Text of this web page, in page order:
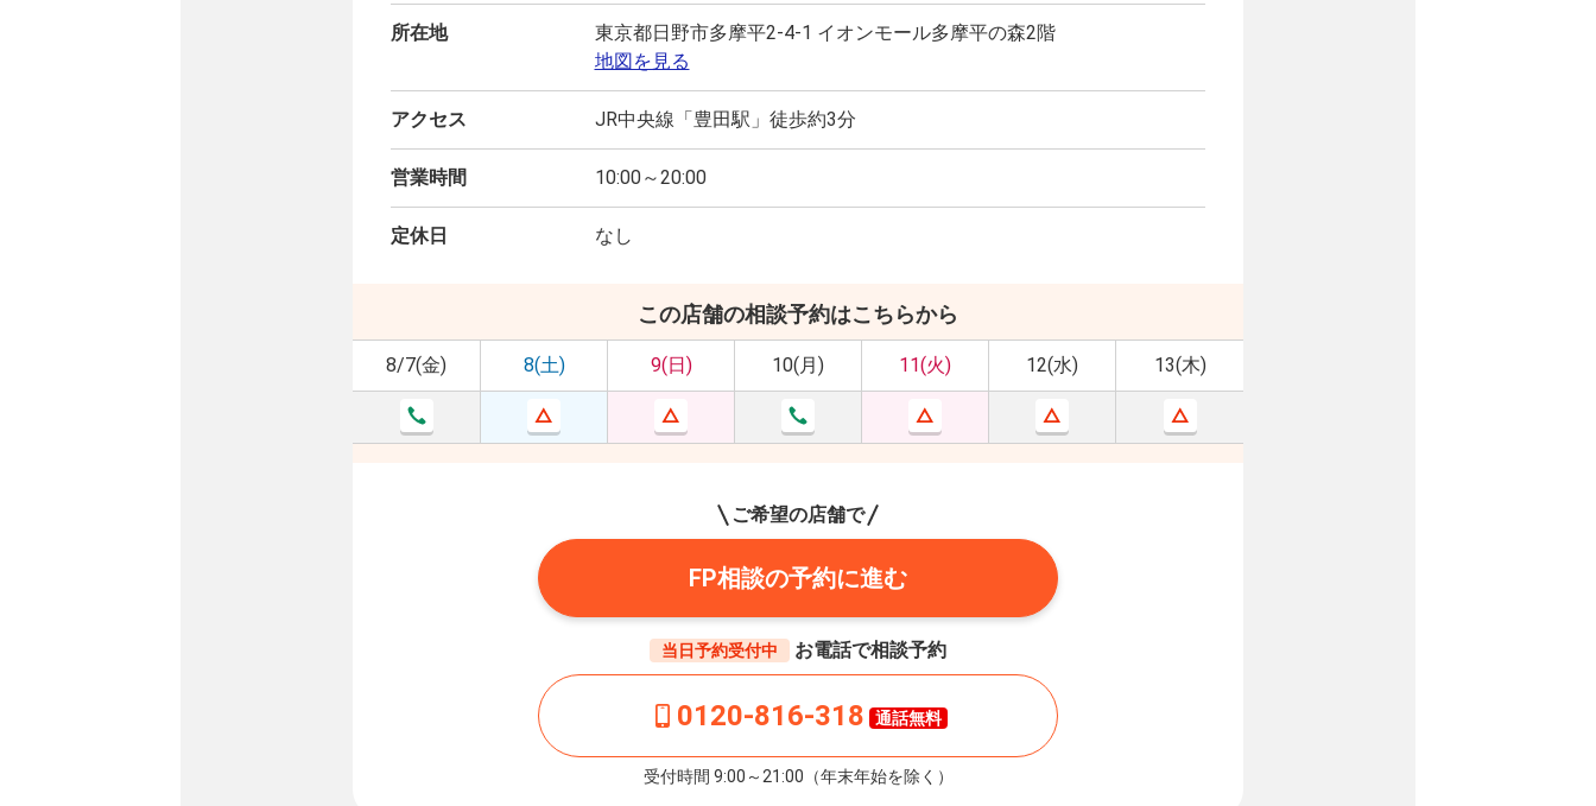
所在地
東京都日野市多摩平2-4-1 イオンモール多摩平の森2階
地図を見る
アクセス JR中央線「豊田駅」徒歩約3分
営業時間 10:00～20:00
定休日 なし
この店舗の相談予約はこちらから
8/7(金) 8(土) 9(日) 10(月) 11(火) 12(水) 13(木)
ご希望の店舗で
FP相談の予約に進む
当日予約受付中 お電話で相談予約
0120-816-318 通話無料
受付時間 9:00～21:00（年末年始を除く）